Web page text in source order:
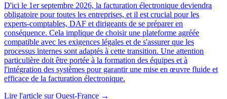
D'ici le 1er septembre 2026, la facturation électronique deviendra
obligatoire pour toutes les entreprises, et il est crucial pour les
experts-comptables, DAF et dirigeants de se préparer en
conséquence. Cela implique de choisir une plateforme agréée
compatible avec les exigences légales et de s'assurer que les
processus internes sont adaptés à cette transition. Une attention
particulière doit être portée à la formation des équipes et à
l'intégration des systèmes pour garantir une mise en œuvre fluide et
efficace de la facturation électronique.
Lire l'article surOuest-France →